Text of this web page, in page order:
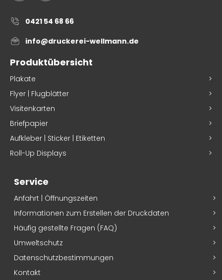
0421 54 68 66
info@druckerei-wellmann.de
Produktübersicht
Plakate
Flyer | Flugblätter
Visitenkarten
Briefpapier
Aufkleber | Sticker | Etiketten
Roll-Up Displays
Service
Anfahrt | Öffnungszeiten
Informationen zum Erstellen der Druckdaten
Häufig gestellte Fragen (FAQ)
Umweltschutz
Datenschutzbestimmungen
Kontakt